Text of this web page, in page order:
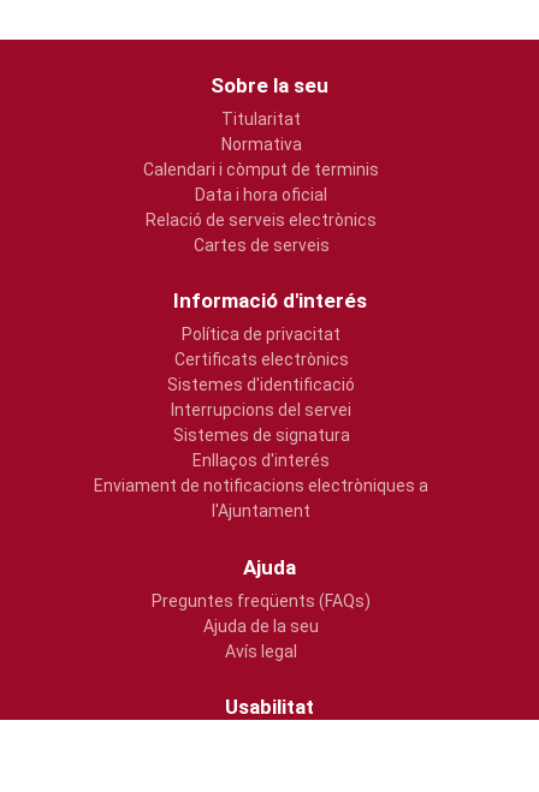
Sobre la seu
Titularitat
Normativa
Calendari i còmput de terminis
Data i hora oficial
Relació de serveis electrònics
Cartes de serveis
Informació d'interés
Política de privacitat
Certificats electrònics
Sistemes d'identificació
Interrupcions del servei
Sistemes de signatura
Enllaços d'interés
Enviament de notificacions electròniques a
l'Ajuntament
Ajuda
Preguntes freqüents (FAQs)
Ajuda de la seu
Avís legal
Usabilitat